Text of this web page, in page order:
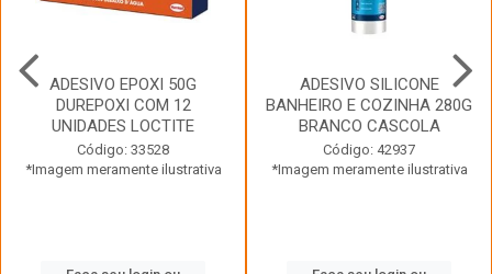
ADESIVO EPOXI 50G
DUREPOXI COM 12
UNIDADES LOCTITE
Código: 33528
*Imagem meramente ilustrativa
ADESIVO SILICONE
BANHEIRO E COZINHA 280G
BRANCO CASCOLA
Código: 42937
*Imagem meramente ilustrativa